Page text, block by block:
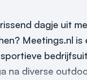
dagje uit
Meetings.nl is
na diverse